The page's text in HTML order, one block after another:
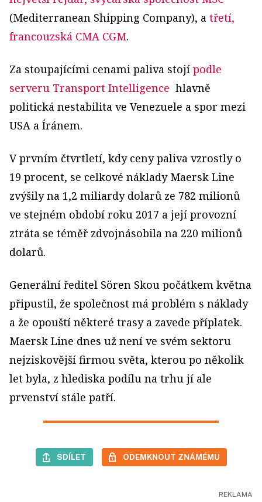
(Mediterranean Shipping Company), a třetí,
francouzská CMA CGM.
Za stoupajícími cenami paliva stojí podle
serveru Transport Intelligence hlavně
politická nestabilita ve Venezuele a spor mezi
USA a Íránem.
V prvním čtvrtletí, kdy ceny paliva vzrostly o
19 procent, se celkové náklady Maersk Line
zvýšily na 1,2 miliardy dolarů ze 782 milionů
ve stejném období roku 2017 a její provozní
ztráta se téměř zdvojnásobila na 220 milionů
dolarů.
Generální ředitel Sören Skou počátkem května
připustil, že společnost má problém s náklady
a že opouští některé trasy a zavede příplatek.
Maersk Line dnes už není ve svém sektoru
nejziskovější firmou světa, kterou po několik
let byla, z hlediska podílu na trhu jí ale
prvenství stále patří.
SDÍLET ODEMKNOUT ZNÁMÉMU